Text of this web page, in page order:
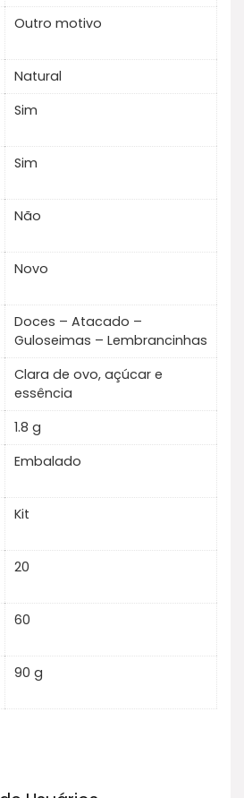
Outro motivo
Natural
Sim
Sim
Não
Novo
Doces – Atacado –
Guloseimas – Lembrancinhas
Clara de ovo, açúcar e
essência
1.8 g
Embalado
Kit
20
60
90 g